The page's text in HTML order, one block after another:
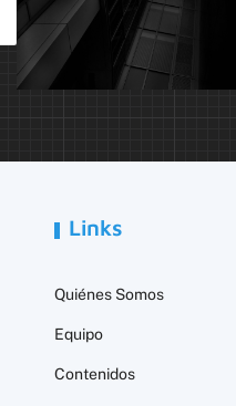
Links
Quiénes Somos
Equipo
Contenidos